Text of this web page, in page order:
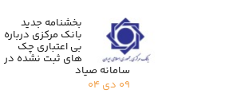
بخشنامه جدید
بانک مرکزی درباره
بی اعتباری چک
های ثبت نشده در
سامانه صیاد
۰۹ دی ۰۴